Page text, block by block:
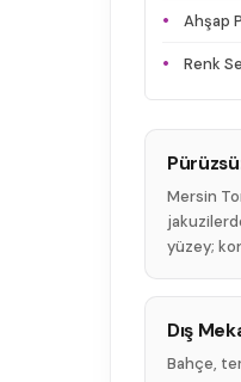
Ahşap
Renk
Mersin
yüzey;
Dış
Bahçe,